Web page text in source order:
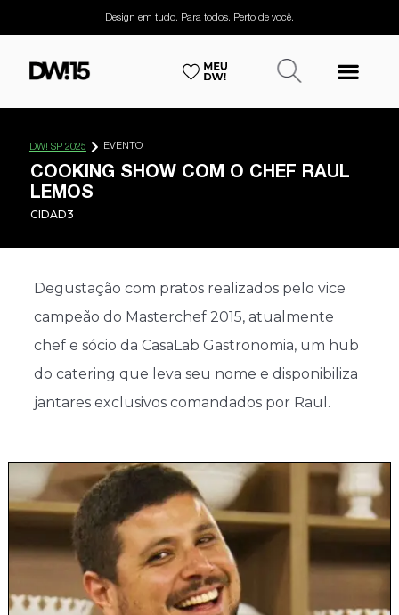
Design em tudo. Para todos. Perto de você.
DW! SP 2025 EVENTO
COOKING SHOW COM O CHEF RAUL
LEMOS
CIDAD3
Degustação com pratos realizados pelo vice
campeão do Masterchef 2015, atualmente
chef e sócio da CasaLab Gastronomia, um hub
do catering que leva seu nome e disponibiliza
jantares exclusivos comandados por Raul.